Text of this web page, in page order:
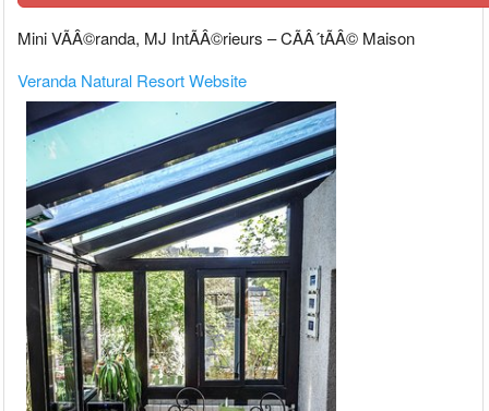
Mini VÃÂ©randa, MJ IntÃÂ©rieurs – CÃÂ´tÃÂ© Maison
Veranda Natural Resort Website